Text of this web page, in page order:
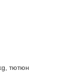
тютюн